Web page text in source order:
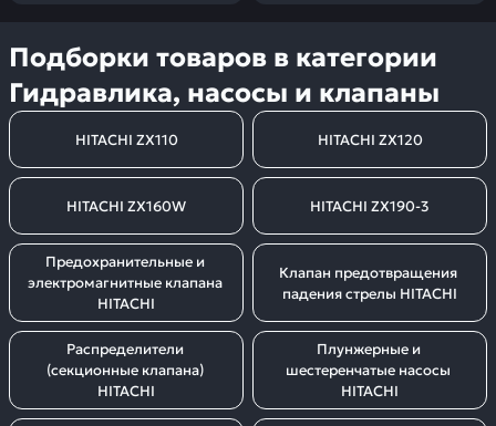
Подборки товаров в категории
Гидравлика, насосы и клапаны
HITACHI ZX110 HITACHI ZX120
HITACHI ZX160W HITACHI ZX190-3
Предохранительные и
электромагнитные клапана
HITACHI
Клапан предотвращения
падения стрелы HITACHI
Распределители
(секционные клапана)
HITACHI
Плунжерные и
шестеренчатые насосы
HITACHI